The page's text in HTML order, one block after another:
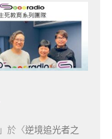
」於〈逆境追光者之